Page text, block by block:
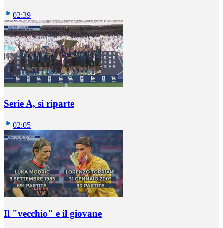
02:39
Serie A, si riparte
02:05
Il "vecchio" e il giovane